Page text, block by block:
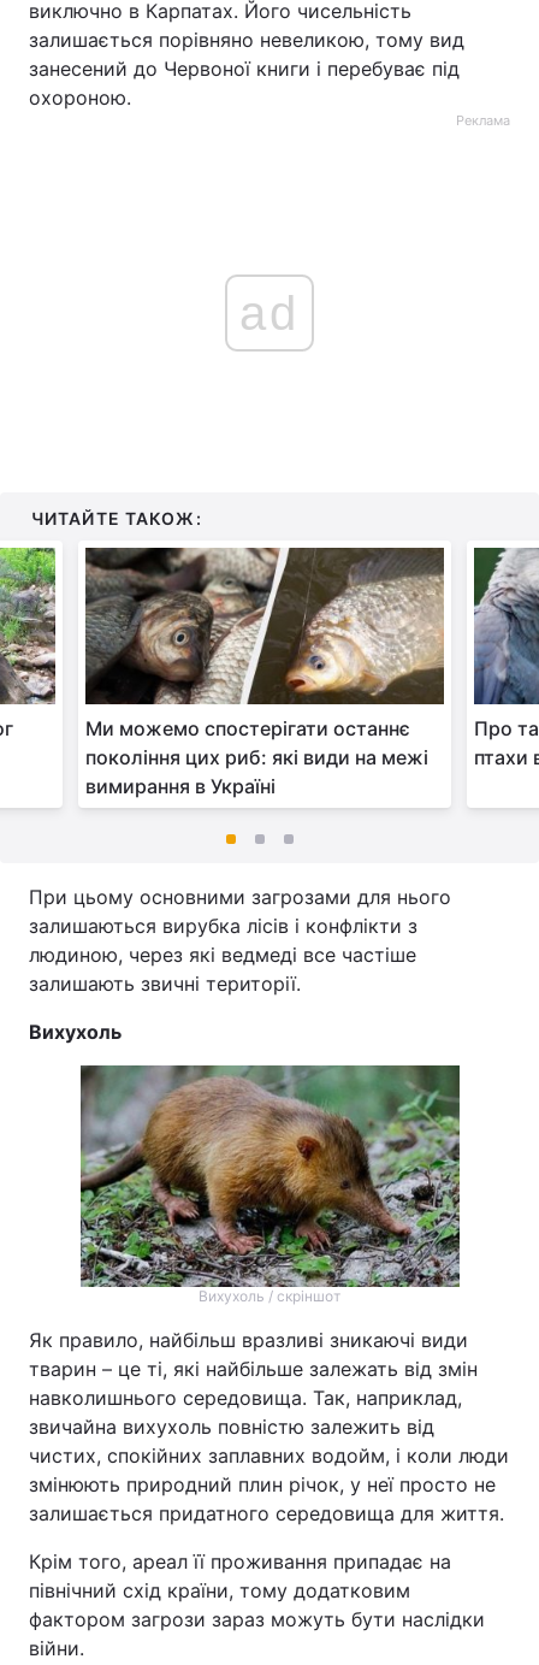
виключно в Карпатах. Його чисельність
залишається порівняно невеликою, тому вид
занесений до Червоної книги і перебуває під
охороною.
Реклама
ad
ЧИТАЙТЕ ТАКОЖ:
Ми можемо спостерігати останнє
покоління цих риб: які види на межі
вимирання в Україні
Про
птахи
При цьому основними загрозами для нього
залишаються вирубка лісів і конфлікти з
людиною, через які ведмеді все частіше
залишають звичні території.
Вихухоль
Вихухоль / скріншот
Як правило, найбільш вразливі зникаючі види
тварин – це ті, які найбільше залежать від змін
навколишнього середовища. Так, наприклад,
звичайна вихухоль повністю залежить від
чистих, спокійних заплавних водойм, і коли люди
змінюють природний плин річок, у неї просто не
залишається придатного середовища для життя.
Крім того, ареал її проживання припадає на
північний схід країни, тому додатковим
фактором загрози зараз можуть бути наслідки
війни.